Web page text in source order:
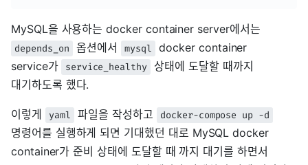
MySQL을 사용하는 docker container server에서는
depends_on 옵션에서 mysql
docker container
service가
service_healthy
상태에 도달할 때까지
대기하도록 했다.
이렇게 yaml 파일을 작성하고 docker-compose up -d
명령어를 실행하게 되면 기대했던 대로 MySQL docker
container가 준비 상태에 도달할 때 까지 대기를 하면서